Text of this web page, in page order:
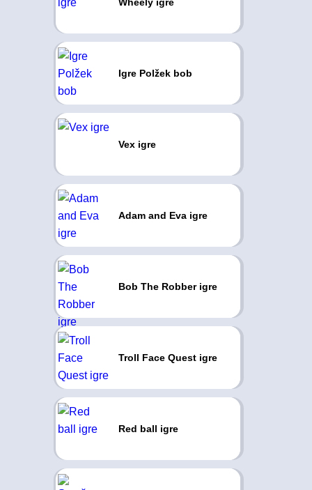
Igre Polžek bob
Vex igre
Adam and Eva igre
Bob The Robber igre
Troll Face Quest igre
Red ball igre